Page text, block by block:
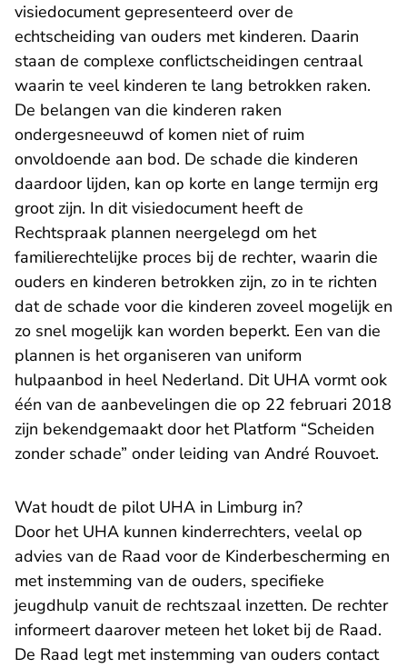
visiedocument gepresenteerd over de
echtscheiding van ouders met kinderen. Daarin
staan de complexe conflictscheidingen centraal
waarin te veel kinderen te lang betrokken raken.
De belangen van die kinderen raken
ondergesneeuwd of komen niet of ruim
onvoldoende aan bod. De schade die kinderen
daardoor lijden, kan op korte en lange termijn erg
groot zijn. In dit visiedocument heeft de
Rechtspraak plannen neergelegd om het
familierechtelijke proces bij de rechter, waarin die
ouders en kinderen betrokken zijn, zo in te richten
dat de schade voor die kinderen zoveel mogelijk en
zo snel mogelijk kan worden beperkt. Een van die
plannen is het organiseren van uniform
hulpaanbod in heel Nederland. Dit UHA vormt ook
één van de aanbevelingen die op 22 februari 2018
zijn bekendgemaakt door het Platform “Scheiden
zonder schade” onder leiding van André Rouvoet.
Wat houdt de pilot UHA in Limburg in?
Door het UHA kunnen kinderrechters, veelal op
advies van de Raad voor de Kinderbescherming en
met instemming van de ouders, specifieke
jeugdhulp vanuit de rechtszaal inzetten. De rechter
informeert daarover meteen het loket bij de Raad.
De Raad legt met instemming van ouders contact